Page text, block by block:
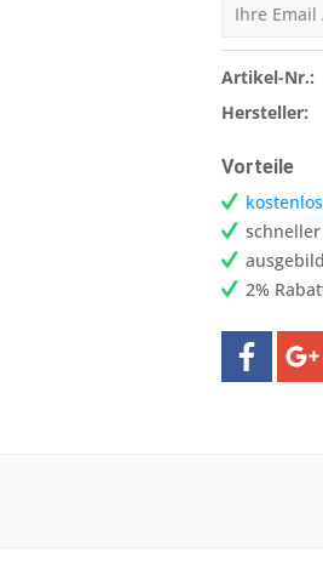
Artikel-Nr.:
Hersteller:
Vorteile
2%